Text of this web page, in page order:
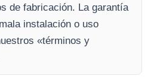
de fabricación. La garantía
instalación o uso
«términos y